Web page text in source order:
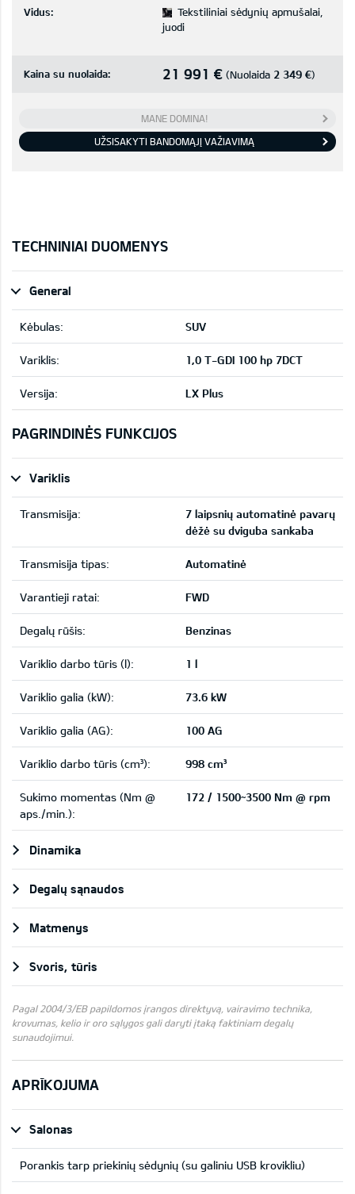
Vidus:
Tekstiliniai sėdynių apmušalai,
juodi
Kaina su nuolaida: 21 991 € (Nuolaida 2 349 €)
MANE DOMINA!
UŽSISAKYTI BANDOMĄJĮ VAŽIAVIMĄ
TECHNINIAI DUOMENYS
General
Kėbulas: SUV
Variklis: 1,0 T-GDI 100 hp 7DCT
Versija: LX Plus
PAGRINDINĖS FUNKCIJOS
Variklis
Transmisija:
7 laipsnių automatinė pavarų
dėžė su dviguba sankaba
Transmisija tipas: Automatinė
Varantieji ratai: FWD
Degalų rūšis: Benzinas
Variklio darbo tūris (l): 1 l
Variklio galia (kW): 73.6 kW
Variklio galia (AG): 100 AG
Variklio darbo tūris (cm³): 998 cm³
Sukimo momentas (Nm @
aps./min.):
172 / 1500~3500 Nm @ rpm
Dinamika
Degalų sąnaudos
Matmenys
Svoris, tūris
Pagal 2004/3/EB papildomos įrangos direktyvą, vairavimo technika,
krovumas, kelio ir oro sąlygos gali daryti įtaką faktiniam degalų
sunaudojimui.
APRĪKOJUMA
Salonas
Porankis tarp priekinių sėdynių (su galiniu USB krovikliu)